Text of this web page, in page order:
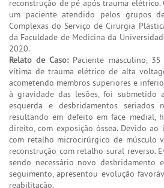
reconstrução de pé após trauma
um paciente atendido pelos grupos
Complexas do Serviço de Cirurgia
da Faculdade de Medicina da
2020.
Relato de Caso:Paciente masculino, 35
vítima de trauma elétrico de alta
acometendo membros superiores e
à gravidade das lesões, foi submetido
esquerda e desbridamentos seriados
resultando em defeito em face
direito, com exposição óssea. Devido ao
com retalho microcirúrgico de músculo
reconstrução com retalho sural reverso.
sendo necessário novo desbridamento
seguimento, apresentou evolução
reabilitação.